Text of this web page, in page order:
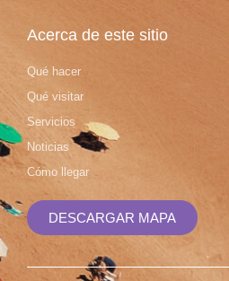
Acerca de este sitio
Qué hacer
Qué visitar
Servicios
Noticias
Cómo llegar
DESCARGAR MAPA